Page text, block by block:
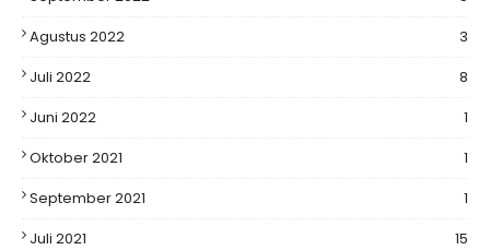
Agustus 2022
3
Juli 2022
8
Juni 2022
1
Oktober 2021
1
September 2021
1
Juli 2021
15